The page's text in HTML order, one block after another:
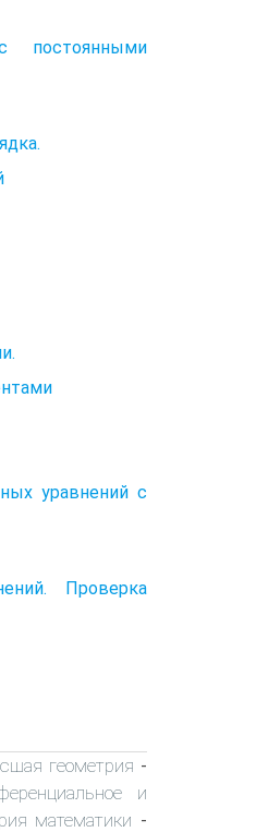
постоянными
уравнений с
Проверка
геометрия -
и
математики -